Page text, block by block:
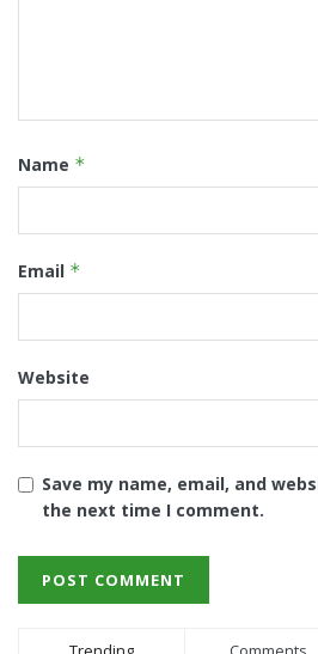
Name *
Email *
Website
Save my name, email, and
the next time I comment.